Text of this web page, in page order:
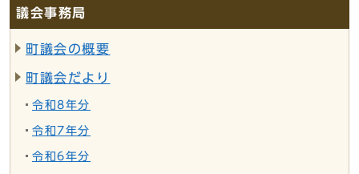
議会事務局
町議会の概要
町議会だより
令和8年分
令和7年分
令和6年分